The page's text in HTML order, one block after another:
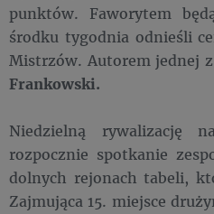
punktów. Faworytem
środku tygodnia odnieśli
Mistrzów. Autorem jednej
Frankowski.
Niedzielną rywalizację
rozpocznie spotkanie
dolnych rejonach tabeli,
Zajmująca 15. miejsce